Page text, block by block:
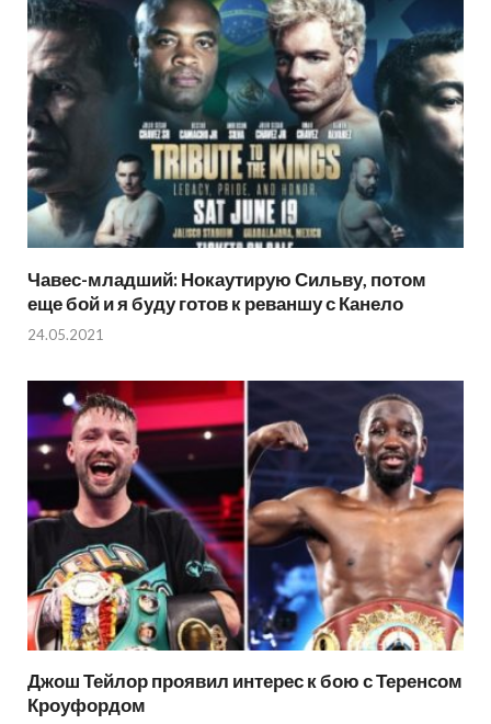
Чавес-младший: Нокаутирую Сильву, потом
еще бой и я буду готов к реваншу с Канело
24.05.2021
Джош Тейлор проявил интерес к бою с Теренсом
Кроуфордом